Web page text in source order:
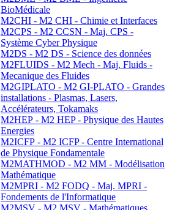
BioMédicale
M2CHI - M2 CHI - Chimie et Interfaces
M2CPS - M2 CCSN - Maj. CPS -
Système Cyber Physique
M2DS - M2 DS - Science des données
M2FLUIDS - M2 Mech - Maj. Fluids -
Mecanique des Fluides
M2GIPLATO - M2 GI-PLATO - Grandes
installations - Plasmas, Lasers,
Accélérateurs, Tokamaks
M2HEP - M2 HEP - Physique des Hautes
Energies
M2ICFP - M2 ICFP - Centre International
de Physique Fondamentale
M2MATHMOD - M2 MM - Modélisation
Mathématique
M2MPRI - M2 FODQ - Maj. MPRI -
Fondements de l'Informatique
M2MSV - M2 MSV - Mathématiques